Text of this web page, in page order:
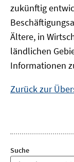
zukünftig
Ältere, in
ländlichen
Informationen
Zurück zur
Suche